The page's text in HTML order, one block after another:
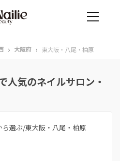
› 大阪府 › 東大阪・八尾・柏原
人気のネイルサロン・
選ぶ/東大阪・八尾・柏原